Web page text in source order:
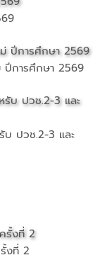
ปีการศึกษา 2569
บ ปวช.2-3 และ
งที่ 2